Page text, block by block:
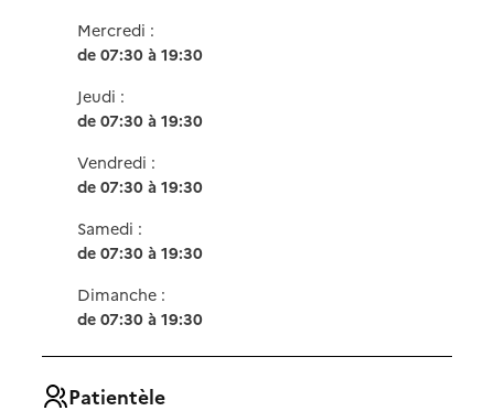
Mercredi :
de 07:30 à 19:30
Jeudi :
de 07:30 à 19:30
Vendredi :
de 07:30 à 19:30
Samedi :
de 07:30 à 19:30
Dimanche :
de 07:30 à 19:30
Patientèle